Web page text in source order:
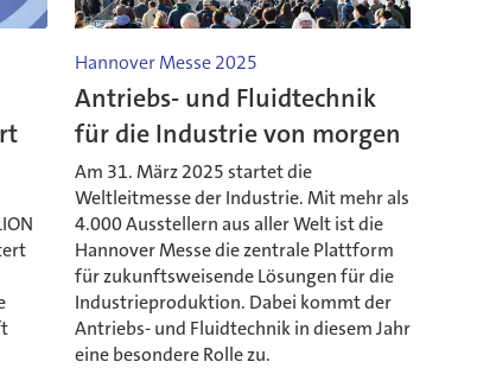
Hannover Messe 2025
Antriebs- und Fluidtechnik
für die Industrie von morgen
Am 31. März 2025 startet die
Weltleitmesse der Industrie. Mit mehr als
4.000 Ausstellern aus aller Welt ist die
Hannover Messe die zentrale Plattform
für zukunftsweisende Lösungen für die
Industrieproduktion. Dabei kommt der
Antriebs- und Fluidtechnik in diesem Jahr
eine besondere Rolle zu.